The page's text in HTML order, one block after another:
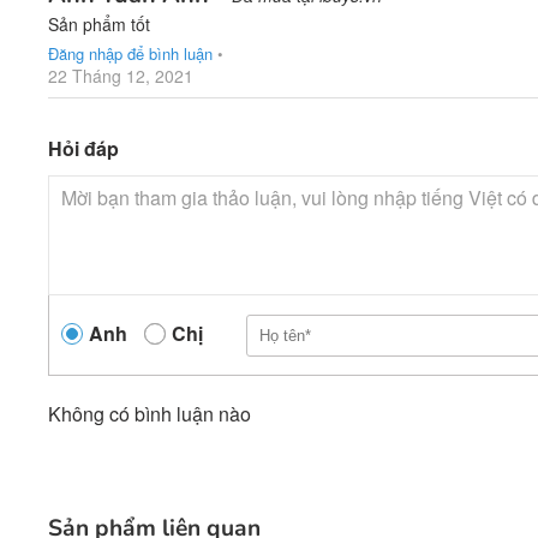
Sản phẩm tốt
Đăng nhập để bình luận •
22 Tháng 12, 2021
Hỏi đáp
Anh Chị
Không có bình luận nào
Sản phẩm liên quan